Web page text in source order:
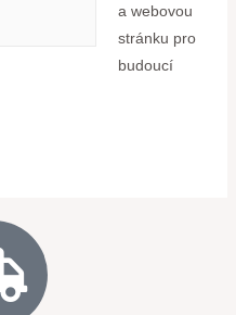
a webovou
stránku pro
budoucí